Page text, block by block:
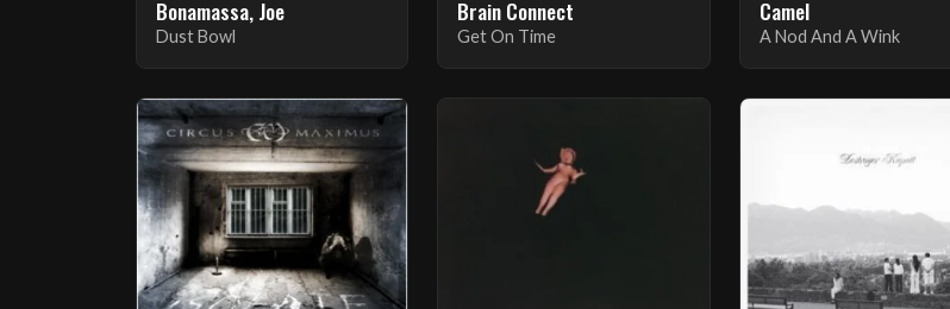
Bonamassa, Joe
Dust Bowl
Brain Connect
Get On Time
Camel
A Nod And A Wink